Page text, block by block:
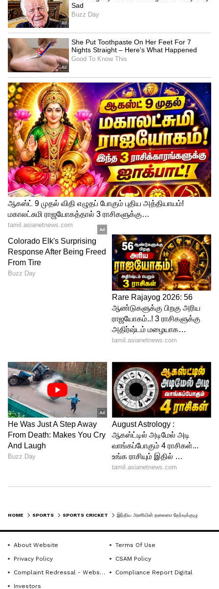
நீது டேவிட் (தலைவர்), ரேணு மார்கரெட்,
ஆர்த்தி வைத்யா, கல்பனா வெங்கடாச்சார்,
ஷ்யாமா டி ஷா
ஜூனியர் கிரிக்கெட் கமிட்டி:
வி.எஸ்.திலக் நாயுடு (தலைவர்), ரணதேப்
போஸ், ஹர்விந்தர் சிங் சோதி, பதிக் படேல்,
HOME SPORTS SPORTS CRICKET
About Website
Terms Of Use
Privacy Policy
CSAM Policy
Complaint Redressal - Website
Compliance Report Digital
Investors